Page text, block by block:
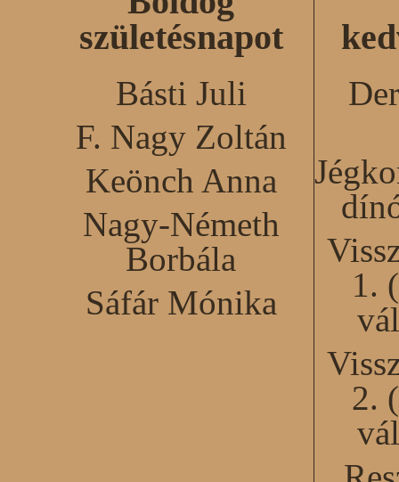
születésnapot
Básti Juli
F. Nagy Zoltán
Keönch Anna
Nagy-Németh
Borbála
Sáfár Mónika
1.
2.